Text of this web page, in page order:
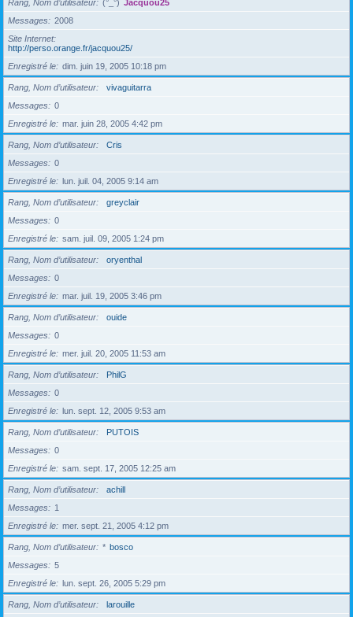
Rang, Nom d’utilisateur (°_°) Jacquou25
Messages
2008
Site Internet
http://perso.orange.fr/jacquou25/
Enregistré le
dim. juin 19, 2005 10:18 pm
Rang, Nom d’utilisateur
vivaguitarra
Messages
0
Enregistré le
mar. juin 28, 2005 4:42 pm
Rang, Nom d’utilisateur
Cris
Messages
0
Enregistré le
lun. juil. 04, 2005 9:14 am
Rang, Nom d’utilisateur
greyclair
Messages
0
Enregistré le
sam. juil. 09, 2005 1:24 pm
Rang, Nom d’utilisateur
oryenthal
Messages
0
Enregistré le
mar. juil. 19, 2005 3:46 pm
Rang, Nom d’utilisateur
ouide
Messages
0
Enregistré le
mer. juil. 20, 2005 11:53 am
Rang, Nom d’utilisateur
PhilG
Messages
0
Enregistré le
lun. sept. 12, 2005 9:53 am
Rang, Nom d’utilisateur
PUTOIS
Messages
0
Enregistré le
sam. sept. 17, 2005 12:25 am
Rang, Nom d’utilisateur
achill
Messages
1
Enregistré le
mer. sept. 21, 2005 4:12 pm
Rang, Nom d’utilisateur * bosco
Messages
5
Enregistré le
lun. sept. 26, 2005 5:29 pm
Rang, Nom d’utilisateur
larouille